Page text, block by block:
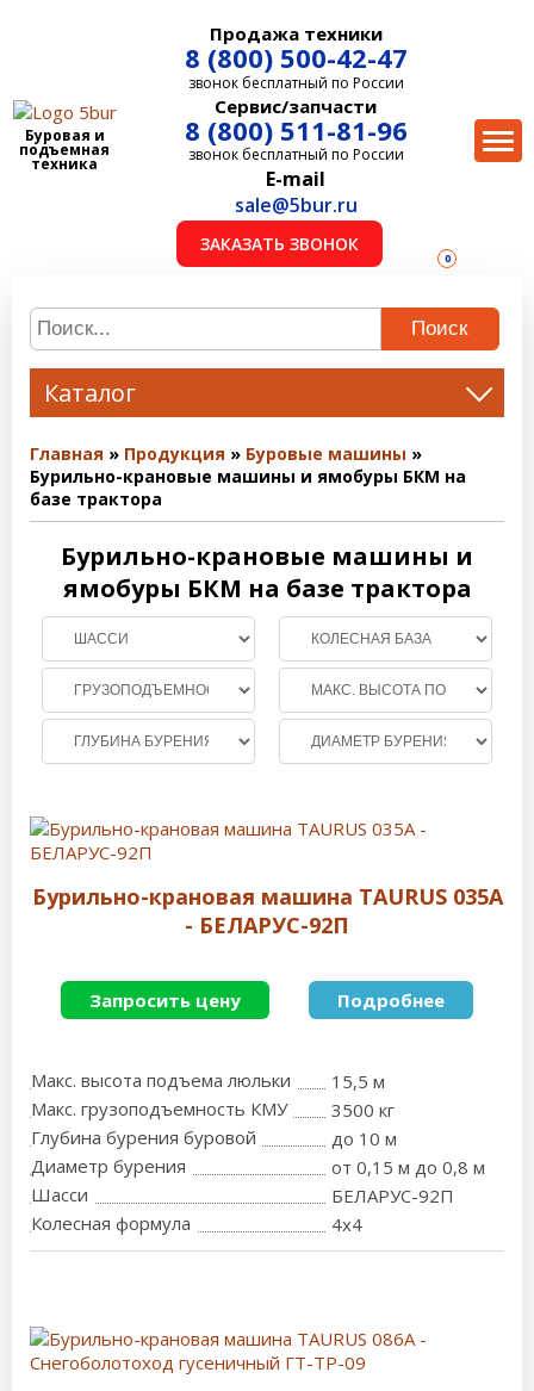
Буровая и
подъемная
техника
Продажа техники
8 (800) 500-42-47
звонок бесплатный по России
Сервис/запчасти
8 (800) 511-81-96
звонок бесплатный по России
E-mail
sale@5bur.ru
ЗАКАЗАТЬ ЗВОНОК
0
Поиск
Каталог
Главная Продукция
Буровые машины
Бурильно-крановые машины и ямобуры БКМ на
базе трактора
Бурильно-крановые машины и
ямобуры БКМ на базе трактора
Бурильно-крановая машина TAURUS 035A
- БЕЛАРУС-92П
Запросить цену Подробнее
Макс. высота подъема люльки
15,5 м
Макс. грузоподъемность КМУ
3500 кг
Глубина бурения буровой
до 10 м
Диаметр бурения
от 0,15 м до 0,8 м
Шасси
БЕЛАРУС-92П
Колесная формула
4x4